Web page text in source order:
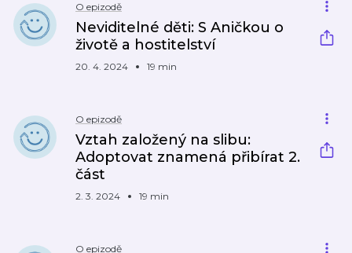
O epizodě
Neviditelné děti: S Aničkou o
životě a hostitelství
20. 4. 2024 19 min
O epizodě
Vztah založený na slibu:
Adoptovat znamená přibírat 2.
část
2. 3. 2024 19 min
O epizodě